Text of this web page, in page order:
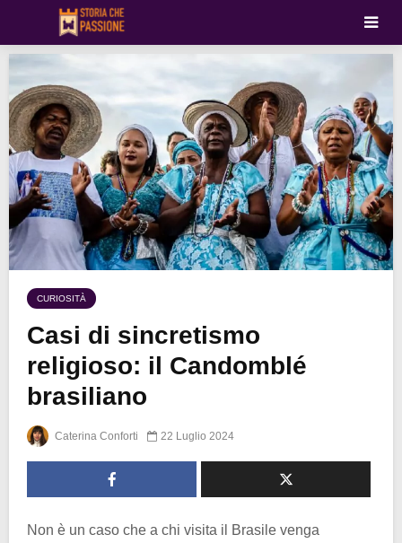
CURIOSITÀ
Casi di sincretismo
religioso: il Candomblé
brasiliano
Caterina Conforti 22 Luglio 2024
Non è un caso che a chi visita il Brasile venga